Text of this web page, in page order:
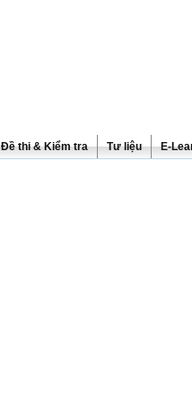
Đề thi & Kiểm tra Tư liệu E-